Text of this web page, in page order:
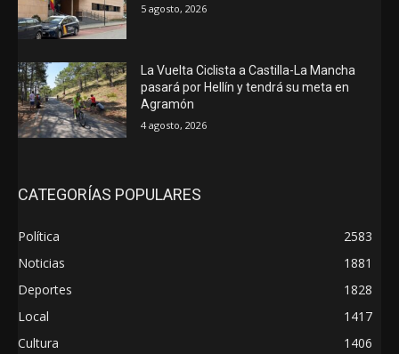
5 agosto, 2026
La Vuelta Ciclista a Castilla-La Mancha
pasará por Hellín y tendrá su meta en
Agramón
4 agosto, 2026
CATEGORÍAS POPULARES
Política
2583
Noticias
1881
Deportes
1828
Local
1417
Cultura
1406